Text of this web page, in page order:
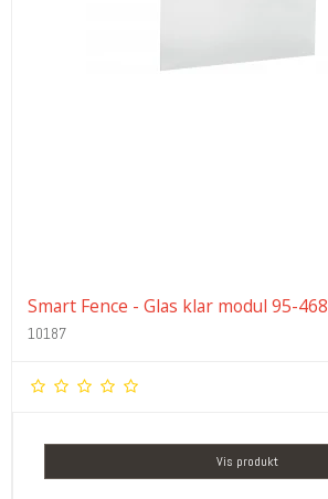
Smart Fence - Glas klar modul 95-468
10187
Vis produkt